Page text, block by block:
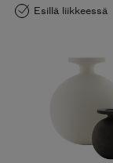
Esillä liikkeessä